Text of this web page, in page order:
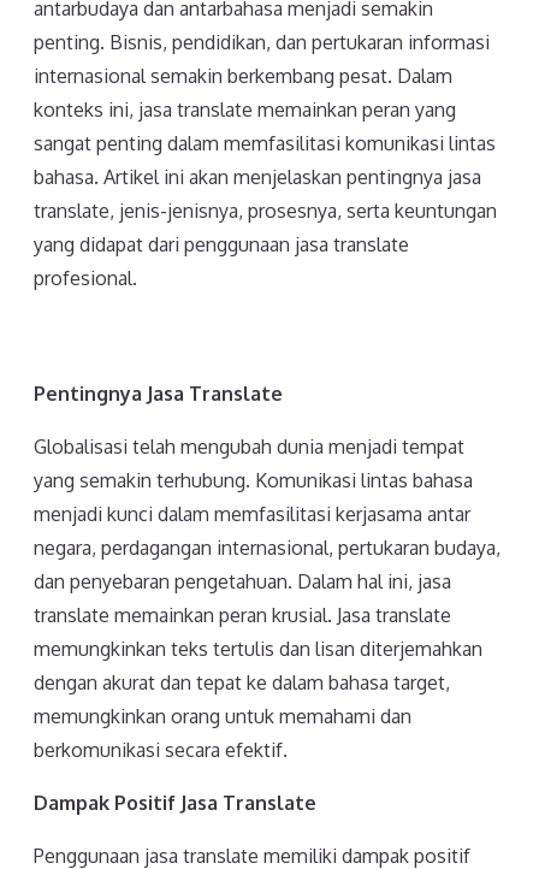
antarbudaya dan antarbahasa menjadi semakin
penting. Bisnis, pendidikan, dan pertukaran informasi
internasional semakin berkembang pesat. Dalam
konteks ini, jasa translate memainkan peran yang
sangat penting dalam memfasilitasi komunikasi lintas
bahasa. Artikel ini akan menjelaskan pentingnya jasa
translate, jenis-jenisnya, prosesnya, serta keuntungan
yang didapat dari penggunaan jasa translate
profesional.
Pentingnya Jasa Translate
Globalisasi telah mengubah dunia menjadi tempat
yang semakin terhubung. Komunikasi lintas bahasa
menjadi kunci dalam memfasilitasi kerjasama antar
negara, perdagangan internasional, pertukaran budaya,
dan penyebaran pengetahuan. Dalam hal ini, jasa
translate memainkan peran krusial. Jasa translate
memungkinkan teks tertulis dan lisan diterjemahkan
dengan akurat dan tepat ke dalam bahasa target,
memungkinkan orang untuk memahami dan
berkomunikasi secara efektif.
Dampak Positif Jasa Translate
Penggunaan jasa translate memiliki dampak positif